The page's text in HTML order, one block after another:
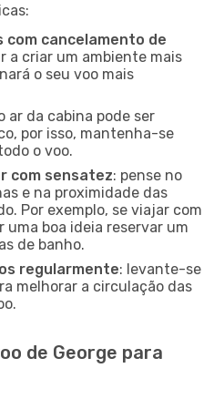
com cancelamento de
a criar um ambiente mais
o seu voo mais
ar da cabina pode ser
por isso, mantenha-se
o voo.
com sensatez: pense no
e na proximidade das
Por exemplo, se viajar com
uma boa ideia reservar um
de banho.
regularmente: levante-se
melhorar a circulação das
de George para